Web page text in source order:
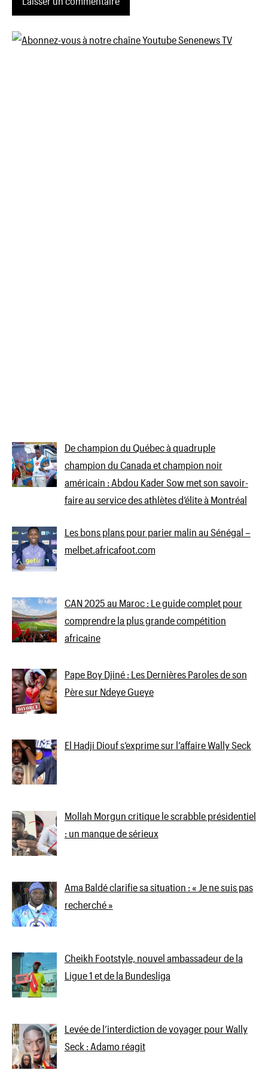
De champion du Québec à quadruple
champion du Canada et champion noir
américain : Abdou Kader Sow met son savoir-
faire au service des athlètes d’élite à Montréal
Les bons plans pour parier malin au Sénégal –
melbet.africafoot.com
CAN 2025 au Maroc : Le guide complet pour
comprendre la plus grande compétition
africaine
Pape Boy Djiné : Les Dernières Paroles de son
Père sur Ndeye Gueye
El Hadji Diouf s’exprime sur l’affaire Wally Seck
Mollah Morgun critique le scrabble présidentiel
: un manque de sérieux
Ama Baldé clarifie sa situation : « Je ne suis pas
recherché »
Cheikh Footstyle, nouvel ambassadeur de la
Ligue 1 et de la Bundesliga
Levée de l’interdiction de voyager pour Wally
Seck : Adamo réagit